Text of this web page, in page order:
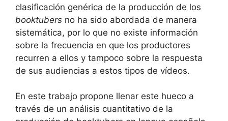
clasificación genérica de la producción de los
booktubers no ha sido abordada de manera
sistemática, por lo que no existe información
sobre la frecuencia en que los productores
recurren a ellos y tampoco sobre la respuesta
de sus audiencias a estos tipos de vídeos.
En este trabajo propone llenar este hueco a
través de un análisis cuantitativo de la